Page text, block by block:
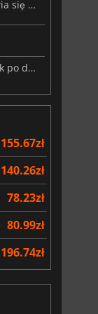
W Warhammer 40,000: Dawn of War 4 pojawia się frakcja Nekronów
Forsaken Realms: Vahrin’s Call trafia na rynek po dziesięciu latach prac
155.67zł
140.26zł
78.23zł
80.99zł
196.74zł